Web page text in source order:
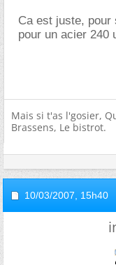
Ca est juste,
pour un acier 240
Mais si t'as l'gosier,
Brassens, Le bistrot.
10/03/2007, 15h40